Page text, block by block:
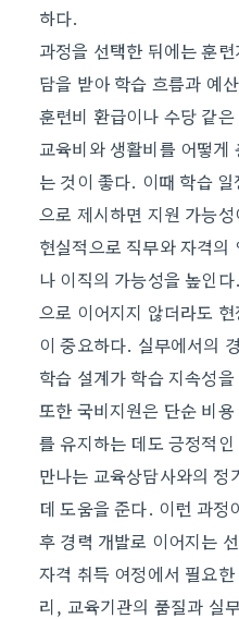
하다.
과정을 선택한 뒤에는 훈
담을 받아 학습 흐름과 예
훈련비 환급이나 수당 같
교육비와 생활비를 어떻게
는 것이 좋다. 이때 학습
으로 제시하면 지원 가능
현실적으로 직무와 자격의
나 이직의 가능성을 높인
으로 이어지지 않더라도
이 중요하다. 실무에서의
학습 설계가 학습 지속성
또한 국비지원은 단순 비
를 유지하는 데도 긍정적
만나는 교육상담사와의
데 도움을 준다. 이런 과정
후 경력 개발로 이어지는
자격 취득 여정에서 필요
리, 교육기관의 품질과 실